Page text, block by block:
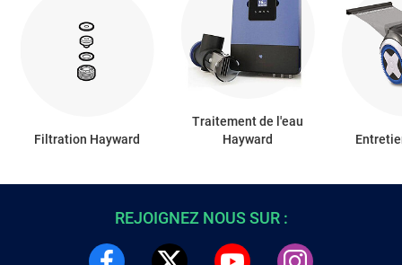
Filtration Hayward
Traitement de l'eau
Hayward
REJOIGNEZ NOUS SUR :